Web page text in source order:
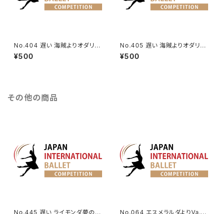
No.404 遅い 海賊よりオダリス
クの第2Va.
¥500
No.405 遅い 海賊よりオダリス
クの第3Va.
¥500
その他の商品
No.445 遅い ライモンダ夢の場
No.064 エスメラルダよりVa.